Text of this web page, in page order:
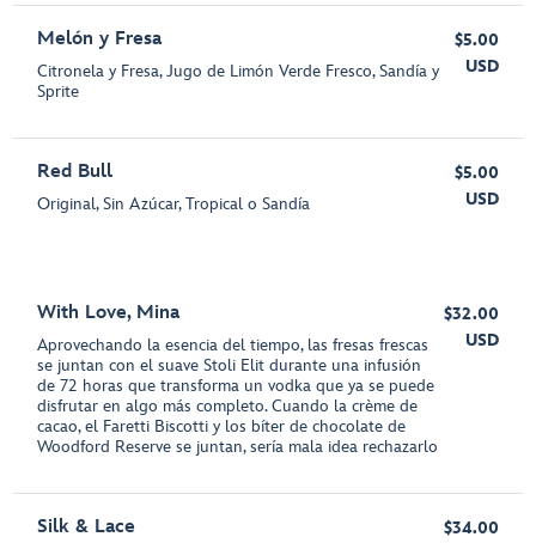
Melón y Fresa
Citronela y Fresa, Jugo de Limón Verde Fresco, Sandía y
Sprite
$5.00
USD
Red Bull
Original, Sin Azúcar, Tropical o Sandía
$5.00
USD
With Love, Mina
Aprovechando la esencia del tiempo, las fresas frescas
se juntan con el suave Stoli Elit durante una infusión
de 72 horas que transforma un vodka que ya se puede
disfrutar en algo más completo. Cuando la crème de
cacao, el Faretti Biscotti y los bíter de chocolate de
Woodford Reserve se juntan, sería mala idea rechazarlo
$32.00
USD
Silk & Lace
$34.00